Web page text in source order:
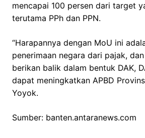
mencapai 100 persen dari target
terutama PPh dan PPN.
“Harapannya dengan MoU ini
penerimaan negara dari pajak,
berikan balik dalam bentuk DAK,
dapat meningkatkan APBD
Yoyok.
Sumber: banten.antaranews.com